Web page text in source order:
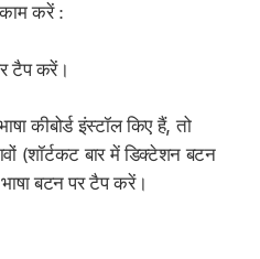
करें :
टैप करें।
कीबोर्ड इंस्टॉल किए हैं, तो
(शॉर्टकट बार में डिक्टेशन बटन
बटन पर टैप करें।